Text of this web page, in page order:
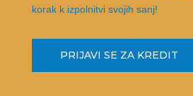
korak k izpolnitvi svojih sanj!
PRIJAVI SE ZA KREDIT